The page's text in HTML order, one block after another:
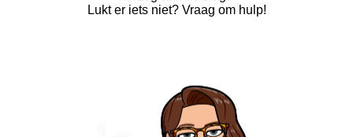
Lukt er iets niet? Vraag om hulp!